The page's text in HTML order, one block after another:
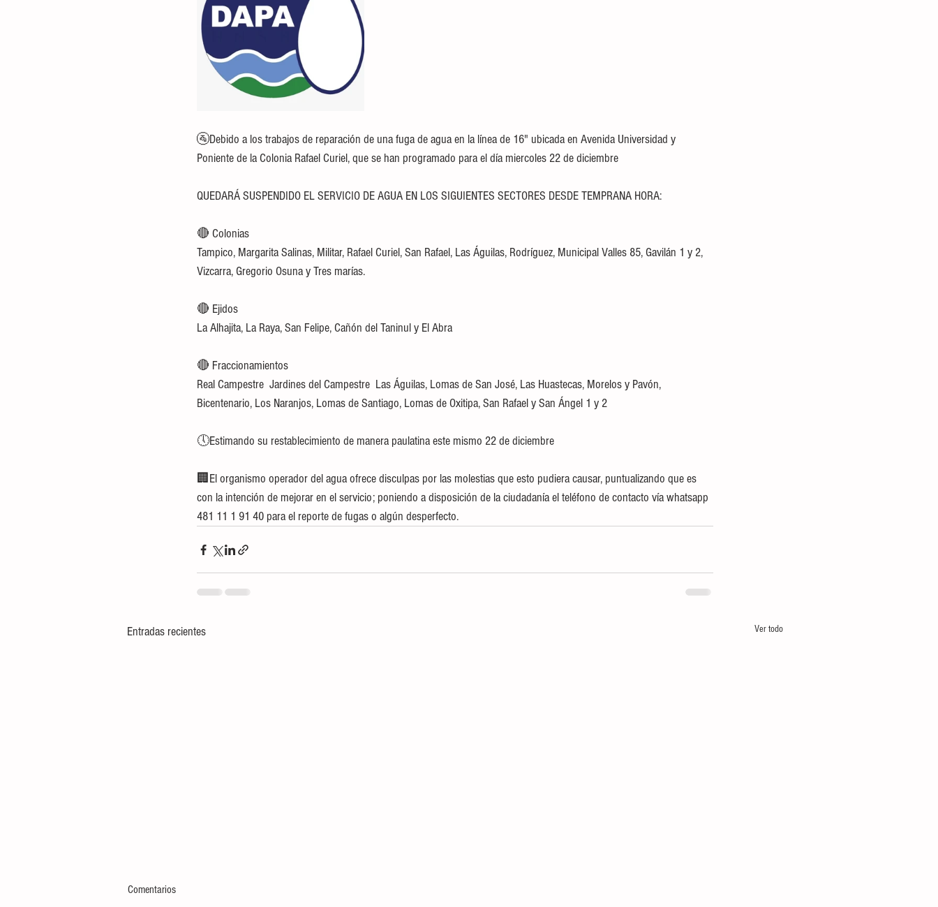
🚰Debido a los trabajos de reparación de una fuga de agua en la línea de 16" ubicada en Avenida Universidad y
Poniente de la Colonia Rafael Curiel, que se han programado para el día miercoles 22 de diciembre
QUEDARÁ SUSPENDIDO EL SERVICIO DE AGUA EN LOS SIGUIENTES SECTORES DESDE TEMPRANA HORA:
🔴 Colonias
Tampico, Margarita Salinas, Militar, Rafael Curiel, San Rafael, Las Águilas, Rodríguez, Municipal Valles 85, Gavilán 1 y 2,
Vizcarra, Gregorio Osuna y Tres marías.
🔴 Ejidos
La Alhajita, La Raya, San Felipe, Cañón del Taninul y El Abra
🔴 Fraccionamientos
Real Campestre  Jardines del Campestre  Las Águilas, Lomas de San José, Las Huastecas, Morelos y Pavón,
Bicentenario, Los Naranjos, Lomas de Santiago, Lomas de Oxitipa, San Rafael y San Ángel 1 y 2
🕔Estimando su restablecimiento de manera paulatina este mismo 22 de diciembre
🏢El organismo operador del agua ofrece disculpas por las molestias que esto pudiera causar, puntualizando que es
con la intención de mejorar en el servicio; poniendo a disposición de la ciudadanía el teléfono de contacto vía whatsapp
481 11 1 91 40 para el reporte de fugas o algún desperfecto.
Entradas recientes Ver todo
Comentarios